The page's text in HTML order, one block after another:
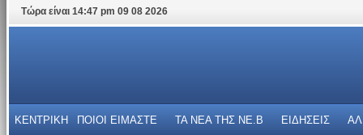
Τώρα είναι 14:47 pm 09 08 2026
ΚΕΝΤΡΙΚΗ ΠΟΙΟΙ ΕΙΜΑΣΤΕ ΤΑ ΝΕΑ THΣ NE.B ΕΙΔΗΣΕΙΣ